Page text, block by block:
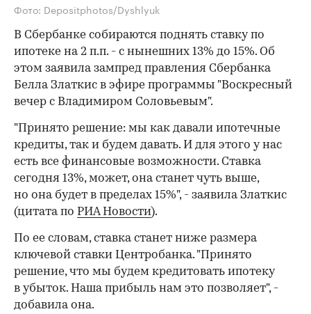
Фото: Depositphotos/Dyshlyuk
В Сбербанке собираются поднять ставку по
ипотеке на 2 п.п. - с нынешних 13% до 15%. Об
этом заявила зампред правления Сбербанка
Белла Златкис в эфире программы "Воскресный
вечер с Владимиром Соловьевым".
"Принято решение: мы как давали ипотечные
кредиты, так и будем давать. И для этого у нас
есть все финансовые возможности. Ставка
сегодня 13%, может, она станет чуть выше,
но она будет в пределах 15%", - заявила Златкис
(цитата по РИА Новости).
По ее словам, ставка станет ниже размера
ключевой ставки Центробанка. "Принято
решение, что мы будем кредитовать ипотеку
в убыток. Наша прибыль нам это позволяет", -
добавила она.